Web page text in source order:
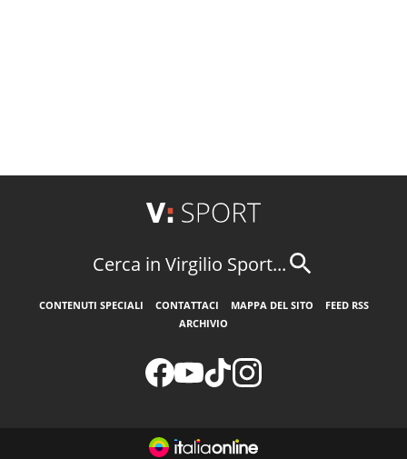
Cerca in Virgilio Sport...
CONTENUTI SPECIALI CONTATTACI MAPPA DEL SITO
FEED RSS
ARCHIVIO